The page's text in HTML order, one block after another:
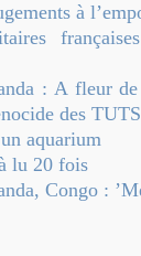
à
françaises
: A fleur
des
aquarium
lu 20 fois
Congo :